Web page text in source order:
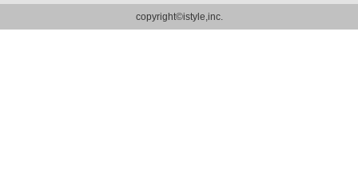
ram
copyright©istyle,inc.